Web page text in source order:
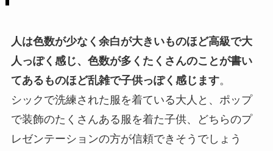
人は色数が少なく余白が大きいものほど高級で大
人っぽく感じ、色数が多くたくさんのことが書い
てあるものほど乱雑で子供っぽく感じます。
シックで洗練された服を着ている大人と、ポップ
で装飾のたくさんある服を着た子供、どちらのプ
レゼンテーションの方が信頼できそうでしょう